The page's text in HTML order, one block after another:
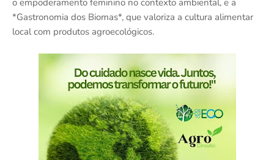
o empoderamento feminino no contexto ambiental, e a
*Gastronomia dos Biomas*, que valoriza a cultura alimentar
local com produtos agroecológicos.